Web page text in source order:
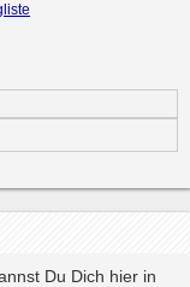
Du Dich hier in